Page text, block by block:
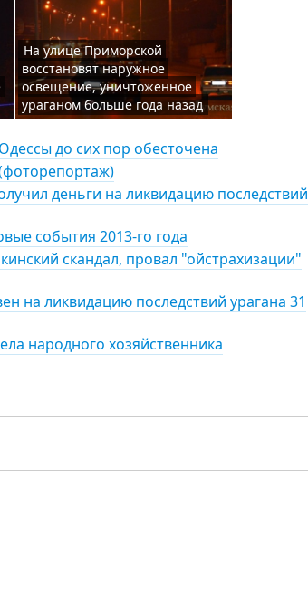
На улице Приморской
восстановят наружное
освещение, уничтоженное
ураганом больше года назад
до сих пор обесточена
деньги на ликвидацию последствий
события 2013-го года
скандал, провал "ойстрахизации"
на ликвидацию последствий урагана 31
народного хозяйственника